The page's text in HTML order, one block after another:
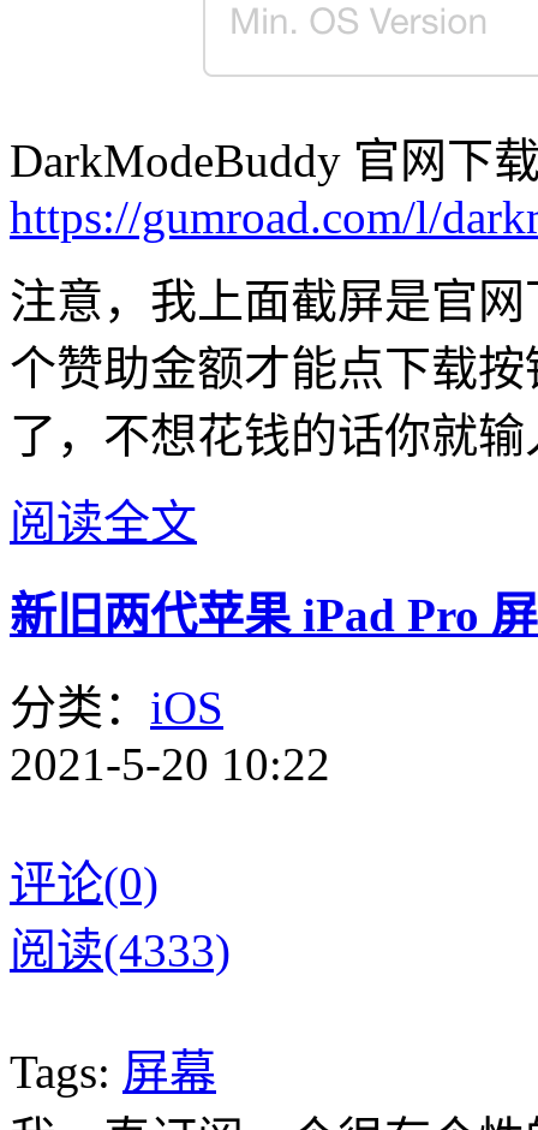
DarkModeBuddy 官网下
https://gumroad.com/l/
注意，我上面截屏是官
个赞助金额才能点下载
了，不想花钱的话你就
阅读全文
新旧两代苹果 iPad Pro
分类： iOS
2021-5-20 10:22
评论(0)
阅读(4333)
Tags: 屏幕